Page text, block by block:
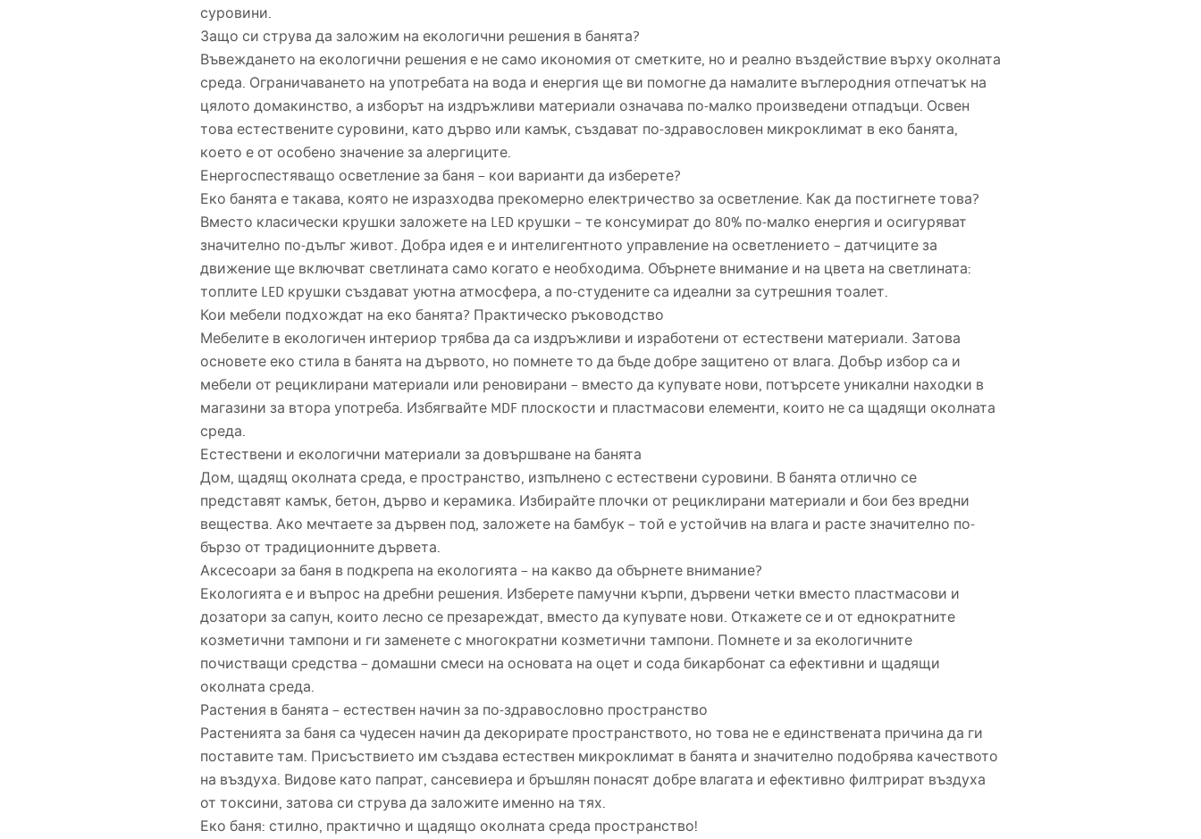
суровини.
Защо си струва да заложим на екологични решения в банята?
Въвеждането на екологични решения е не само икономия от сметките, но и реално въздействие върху околната
среда. Ограничаването на употребата на вода и енергия ще ви помогне да намалите въглеродния отпечатък на
цялото домакинство, а изборът на издръжливи материали означава по-малко произведени отпадъци. Освен
това естествените суровини, като дърво или камък, създават по-здравословен микроклимат в еко банята,
което е от особено значение за алергиците.
Енергоспестяващо осветление за баня – кои варианти да изберете?
Еко банята е такава, която не изразходва прекомерно електричество за осветление. Как да постигнете това?
Вместо класически крушки заложете на LED крушки – те консумират до 80% по-малко енергия и осигуряват
значително по-дълъг живот. Добра идея е и интелигентното управление на осветлението – датчиците за
движение ще включват светлината само когато е необходима. Обърнете внимание и на цвета на светлината:
топлите LED крушки създават уютна атмосфера, а по-студените са идеални за сутрешния тоалет.
Кои мебели подхождат на еко банята? Практическо ръководство
Мебелите в екологичен интериор трябва да са издръжливи и изработени от естествени материали. Затова
основете еко стила в банята на дървото, но помнете то да бъде добре защитено от влага. Добър избор са и
мебели от рециклирани материали или реновирани – вместо да купувате нови, потърсете уникални находки в
магазини за втора употреба. Избягвайте MDF плоскости и пластмасови елементи, които не са щадящи околната
среда.
Естествени и екологични материали за довършване на банята
Дом, щадящ околната среда, е пространство, изпълнено с естествени суровини. В банята отлично се
представят камък, бетон, дърво и керамика. Избирайте плочки от рециклирани материали и бои без вредни
вещества. Ако мечтаете за дървен под, заложете на бамбук – той е устойчив на влага и расте значително по-
бързо от традиционните дървета.
Аксесоари за баня в подкрепа на екологията – на какво да обърнете внимание?
Екологията е и въпрос на дребни решения. Изберете памучни кърпи, дървени четки вместо пластмасови и
дозатори за сапун, които лесно се презареждат, вместо да купувате нови. Откажете се и от еднократните
козметични тампони и ги заменете с многократни козметични тампони. Помнете и за екологичните
почистващи средства – домашни смеси на основата на оцет и сода бикарбонат са ефективни и щадящи
околната среда.
Растения в банята – естествен начин за по-здравословно пространство
Растенията за баня са чудесен начин да декорирате пространството, но това не е единствената причина да ги
поставите там. Присъствието им създава естествен микроклимат в банята и значително подобрява качеството
на въздуха. Видове като папрат, сансевиера и бръшлян понасят добре влагата и ефективно филтрират въздуха
от токсини, затова си струва да заложите именно на тях.
Еко баня: стилно, практично и щадящо околната среда пространство!